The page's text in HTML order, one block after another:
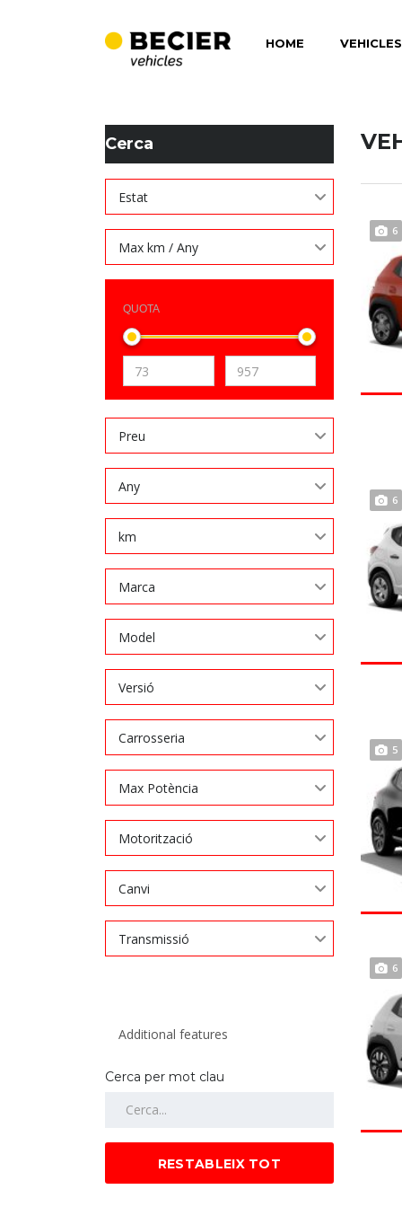
HOME
BECIER MOBILITAT
Cerca
Estat
Max km / Any
QUOTA
Preu
Any
km
Marca
Model
Versió
Carrosseria
Max Potència
Motorització
Canvi
Transmissió
Cerca per mot clau
RESTABLEIX TOT
6
6
5
6